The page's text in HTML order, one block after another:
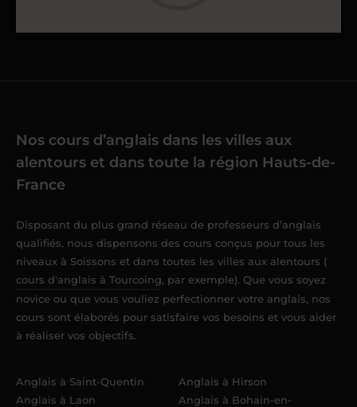
Nos cours d’anglais dans les villes aux
alentours et dans toute la région Hauts-de-
France
Disposant du plus grand réseau de professeurs d’anglais
qualifiés, nous dispensons des cours conçus pour tous les
niveaux à Soissons et dans toutes les villes aux alentours (
cours d'anglais à Tourcoing, par exemple). Que vous soyez
novice ou que vous vouliez perfectionner votre anglais, nos
cours sont élaborés pour satisfaire vos besoins et vous aider
à réaliser vos objectifs.
Anglais à Saint-Quentin
Anglais à Laon
Anglais à Hirson
Anglais à Bohain-en-